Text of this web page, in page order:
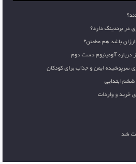
در برندینگ دارد؟
باشد هم مطمئن؟
درباره آلومینیوم دست دوم
سرپوشیده ایمن و جذاب برای کودکان
ابتدایی
خرید و واردات
شد